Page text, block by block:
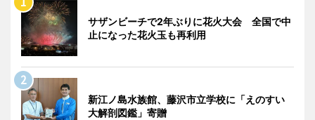
サザンビーチで2年ぶりに花火大会 全国で中
止になった花火玉も再利用
新江ノ島水族館、藤沢市立学校に「えのすい
大解剖図鑑」寄贈